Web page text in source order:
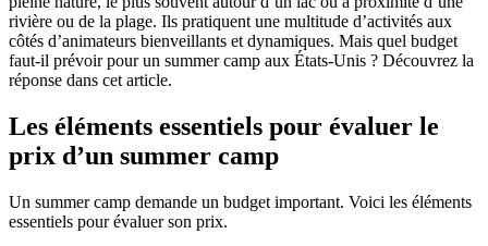
rivière ou de la plage. Ils pratiquent une multitude d’activités aux
côtés d’animateurs bienveillants et dynamiques. Mais quel budget
faut-il prévoir pour un summer camp aux États-Unis ? Découvrez la
réponse dans cet article.
Les éléments essentiels pour évaluer le
prix d’un summer camp
Un summer camp demande un budget important. Voici les éléments
essentiels pour évaluer son prix.